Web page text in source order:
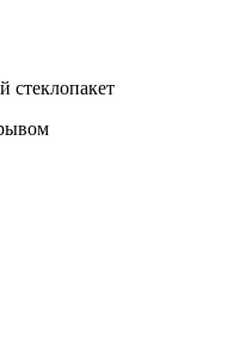
стеклопакет